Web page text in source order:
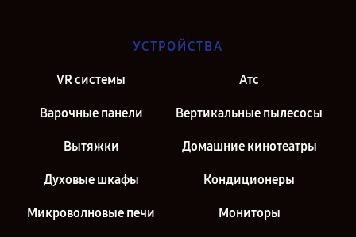
Ремонт микроволновой печи Samsung ME86VRWWHX в г. Санкт-
УСТРОЙСТВА
VR системы Атс
Варочные панели Вертикальные пылесосы
Вытяжки Домашние кинотеатры
Духовые шкафы Кондиционеры
Микроволновые печи Мониторы